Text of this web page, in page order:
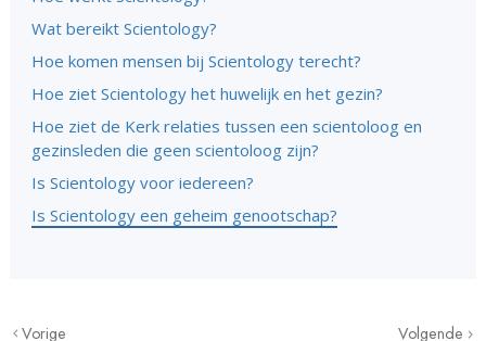
Wat bereikt Scientology?
Hoe komen mensen bij Scientology terecht?
Hoe ziet Scientology het huwelijk en het gezin?
Hoe ziet de Kerk relaties tussen een scientoloog en
gezinsleden die geen scientoloog zijn?
Is Scientology voor iedereen?
Is Scientology een geheim genootschap?
Vorige Volgende